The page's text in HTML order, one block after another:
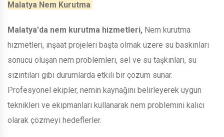
Malatya Nem Kurutma
Malatya'da nem kurutma hizmetleri, Nem kurutma
hizmetleri, inşaat projeleri başta olmak üzere su baskınları
sonucu oluşan nem problemleri, sel ve su taşkınları, su
sızıntıları gibi durumlarda etkili bir çözüm sunar.
Profesyonel ekipler, nemin kaynağını belirleyerek uygun
teknikleri ve ekipmanları kullanarak nem problemini kalıcı
olarak çözmeyi hedeflerler.